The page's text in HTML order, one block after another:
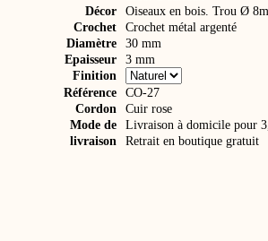
Décor
Oiseaux en bois. Trou Ø
Crochet
Crochet métal argenté
Diamètre
30 mm
Epaisseur
3 mm
Finition
Référence
CO-27
Cordon
Cuir rose
Mode de
livraison
Livraison à domicile pour
Retrait en boutique gratuit